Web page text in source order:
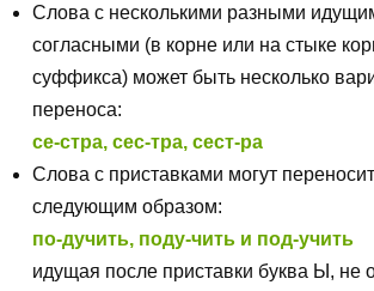
Слова с несколькими разными
согласными (в корне или на стыке
суффикса) может быть несколько
переноса:
се-стра, сес-тра, сест-ра
Слова с приставками могут
следующим образом:
по-дучить, поду-чить и под-учить
идущая после приставки буква Ы, не